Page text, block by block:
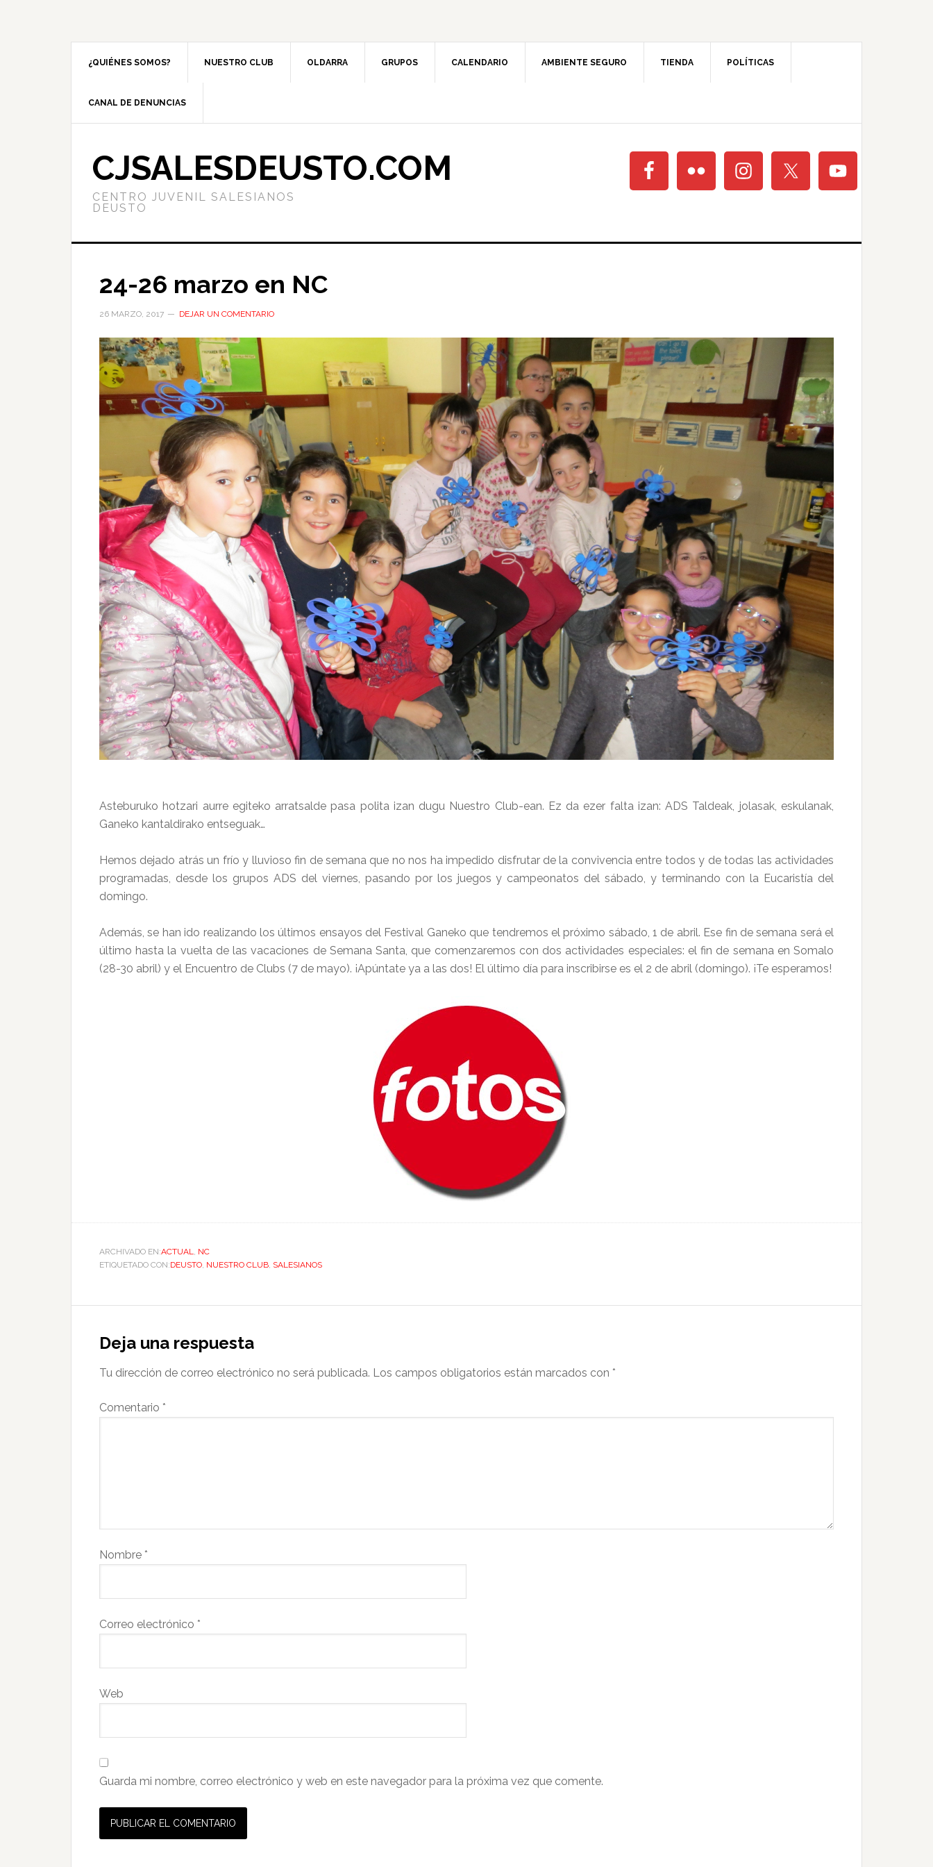
¿QUIÉNES SOMOS? NUESTRO CLUB OLDARRA GRUPOS CALENDARIO AMBIENTE SEGURO TIENDA POLÍTICAS
CANAL DE DENUNCIAS
CJSALESDEUSTO.COM
CENTRO JUVENIL SALESIANOS
DEUSTO
24-26 marzo en NC
26 MARZO, 2017 DEJAR UN COMENTARIO
Asteburuko hotzari aurre egiteko arratsalde pasa polita izan dugu Nuestro Club-ean. Ez da ezer falta izan: ADS Taldeak, jolasak, eskulanak,
Ganeko kantaldirako entseguak…
Hemos dejado atrás un frío y lluvioso fin de semana que no nos ha impedido disfrutar de la convivencia entre todos y de todas las actividades
programadas, desde los grupos ADS del viernes, pasando por los juegos y campeonatos del sábado, y terminando con la Eucaristía del
domingo.
Además, se han ido realizando los últimos ensayos del Festival Ganeko que tendremos el próximo sábado, 1 de abril. Ese fin de semana será el
último hasta la vuelta de las vacaciones de Semana Santa, que comenzaremos con dos actividades especiales: el fin de semana en Somalo
(28-30 abril) y el Encuentro de Clubs (7 de mayo). ¡Apúntate ya a las dos! El último día para inscribirse es el 2 de abril (domingo). ¡Te esperamos!
ARCHIVADO EN:ACTUAL, NC
ETIQUETADO CON:DEUSTO, NUESTRO CLUB, SALESIANOS
Deja una respuesta
Tu dirección de correo electrónico no será publicada. Los campos obligatorios están marcados con *
Comentario *
Nombre *
Correo electrónico *
Web
Guarda mi nombre, correo electrónico y web en este navegador para la próxima vez que comente.